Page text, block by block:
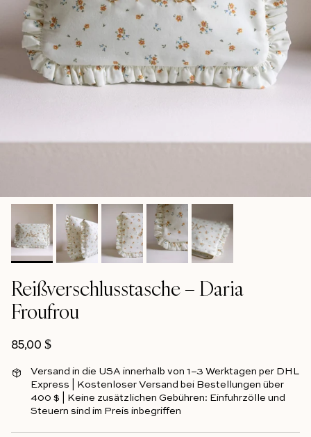
Reißverschlusstasche – Daria
Froufrou
Regulärer Preis
85,00 $
Versand in die USA innerhalb von 1–3 Werktagen per DHL
Express | Kostenloser Versand bei Bestellungen über
400 $ | Keine zusätzlichen Gebühren: Einfuhrzölle und
Steuern sind im Preis inbegriffen